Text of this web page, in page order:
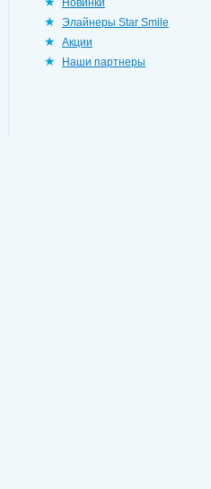
Новинки
Элайнеры Star Smile
Акции
Наши партнеры